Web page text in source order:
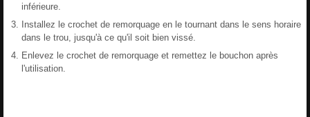
inférieure.
Installez le crochet de remorquage en le tournant dans le sens horaire
dans le trou, jusqu'à ce qu'il soit bien vissé.
Enlevez le crochet de remorquage et remettez le bouchon après
l'utilisation.